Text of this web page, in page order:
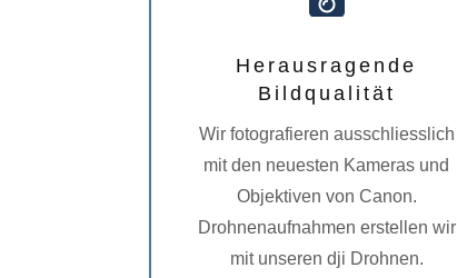
Herausragende
Bildqualität
Wir fotografieren ausschliesslich
mit den neuesten Kameras und
Objektiven von Canon.
Drohnenaufnahmen erstellen wir
mit unseren dji Drohnen.